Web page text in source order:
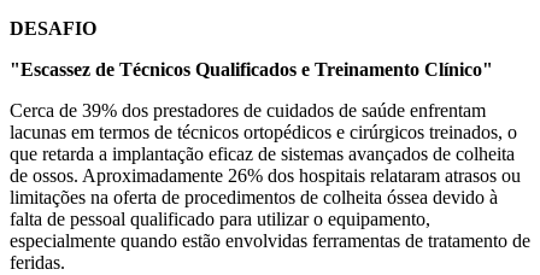
DESAFIO
"Escassez de Técnicos Qualificados e Treinamento Clínico"
Cerca de 39% dos prestadores de cuidados de saúde enfrentam
lacunas em termos de técnicos ortopédicos e cirúrgicos treinados, o
que retarda a implantação eficaz de sistemas avançados de colheita
de ossos. Aproximadamente 26% dos hospitais relataram atrasos ou
limitações na oferta de procedimentos de colheita óssea devido à
falta de pessoal qualificado para utilizar o equipamento,
especialmente quando estão envolvidas ferramentas de tratamento de
feridas.